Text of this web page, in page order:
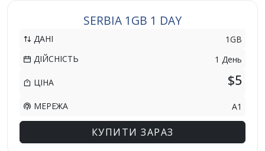
SERBIA 1GB 1 DAY
ДАНІ
1GB
ДІЙСНІСТЬ
1 День
ЦІНА $5
МЕРЕЖА A1
КУПИТИ ЗАРАЗ